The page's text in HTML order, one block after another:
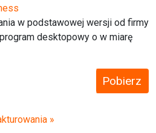
w podstawowej wersji od firmy
desktopowy o w miarę
Pobierz
»